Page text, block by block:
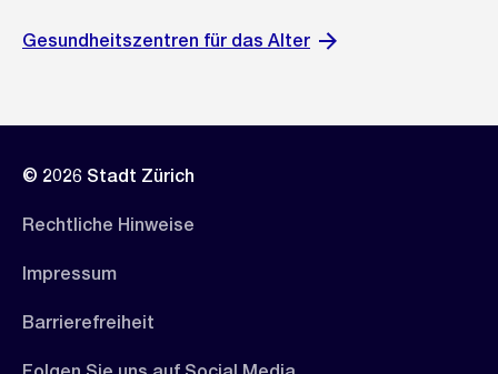
Gesundheitszentren für das Alter
© 2026 Stadt Zürich
Rechtliche Hinweise
Impressum
Barrierefreiheit